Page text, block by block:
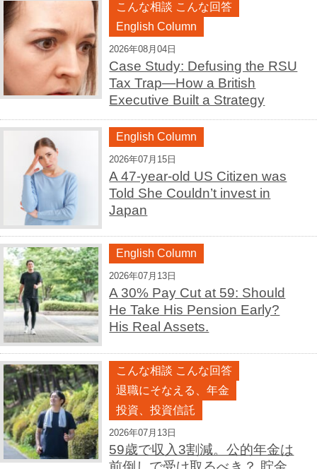
こんな相談 こんな回答
English Column
2026年08月04日
Case Study: Defusing the RSU
Tax Trap—How a British
Executive Built a Strategy
English Column
2026年07月15日
A 47-year-old US Citizen was
Told She Couldn’t invest in
Japan
English Column
2026年07月13日
A 30% Pay Cut at 59: Should
He Take His Pension Early?
His Real Assets.
こんな相談 こんな回答
退職にそなえる、年金
投資、投資信託
2026年07月13日
59歳で収入3割減。公的年金は